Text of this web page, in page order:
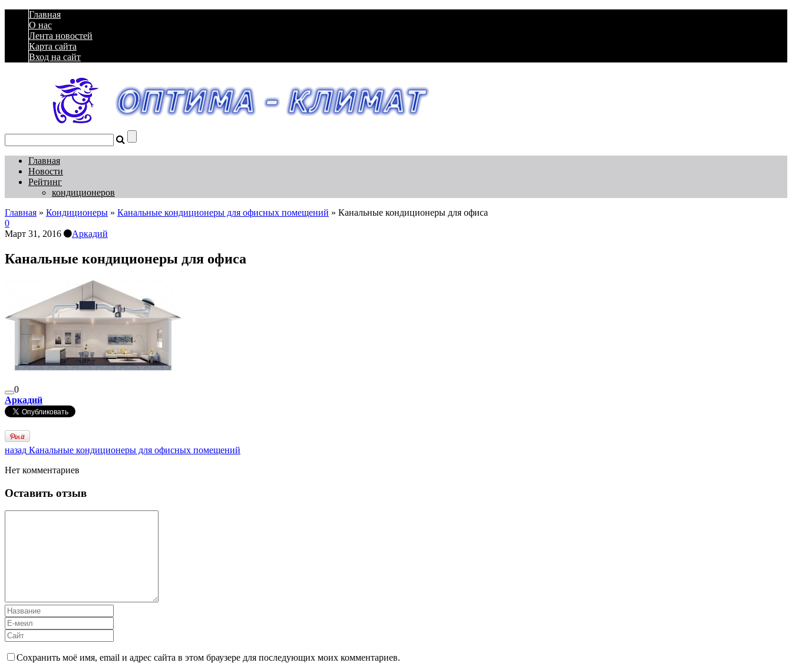
Главная
О нас
Лента новостей
Карта сайта
Вход на сайт
Главная
Новости
Рейтинг
кондиционеров
Главная » Кондиционеры » Канальные кондиционеры для офисных помещений » Канальные кондиционеры для офиса
0
Март 31, 2016
Аркадий
Канальные кондиционеры для офиса
0
Аркадий
назад Канальные кондиционеры для офисных помещений
Нет комментариев
Оставить отзыв
Сохранить моё имя, email и адрес сайта в этом браузере для последующих моих комментариев.